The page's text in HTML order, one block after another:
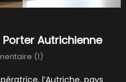
Autrichienne
(1)
l’Autriche, pays